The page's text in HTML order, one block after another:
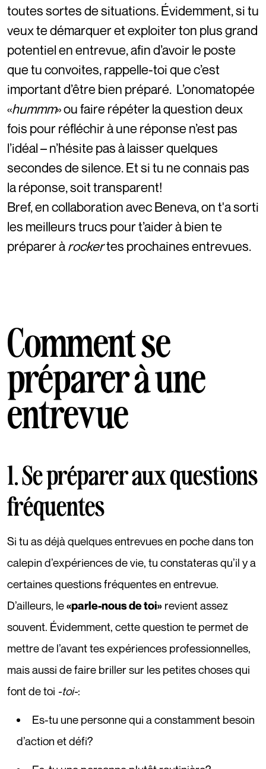
toutes sortes de situations. Évidemment, si tu
veux te démarquer et exploiter ton plus grand
potentiel en entrevue, afin d’avoir le poste
que tu convoites, rappelle-toi que c’est
important d’être bien préparé. L’onomatopée
«hummm» ou faire répéter la question deux
fois pour réfléchir à une réponse n’est pas
l’idéal – n’hésite pas à laisser quelques
secondes de silence. Et si tu ne connais pas
la réponse, soit transparent!
Bref, en collaboration avec Beneva, on t'a sorti
les meilleurs trucs pour t’aider à bien te
préparer àrockertes prochaines entrevues.
Comment se
préparer à une
entrevue
1. Se préparer aux questions
fréquentes
Si tu as déjà quelques entrevues en poche dans ton
calepin d’expériences de vie, tu constateras qu’il y a
certaines questions fréquentes en entrevue.
D’ailleurs, le«parle-nous de toi» revient assez
souvent. Évidemment, cette question te permet de
mettre de l’avant tes expériences professionnelles,
mais aussi de faire briller sur les petites choses qui
font de toi -toi-:
Es-tu une personne qui a constamment besoin
d’action et défi?